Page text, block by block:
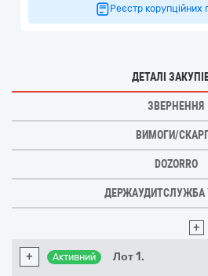
Реєстр корупційних
ДЕТАЛІ
ЗВЕРНЕННЯ
ВИМОГИ/
DOZORRO
ДЕРЖАУДИТСЛУЖБА
+
+ Активний Лот 1.